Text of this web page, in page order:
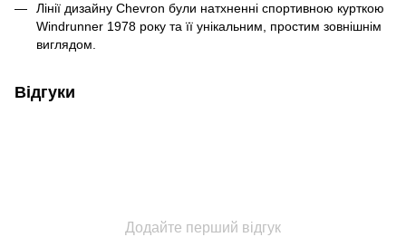
Лінії дизайну Chevron були натхненні спортивною курткою
Windrunner 1978 року та її унікальним, простим зовнішнім
виглядом.
Відгуки
Додайте перший відгук